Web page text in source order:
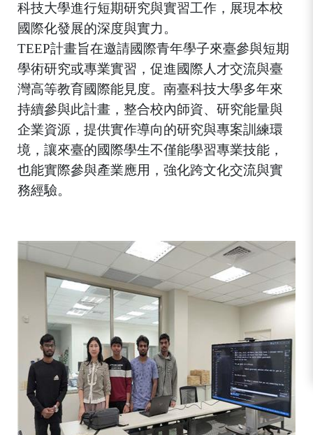
科技大學進行短期研究與實習工作，展現本校
國際化發展的深度與實力。
TEEP計畫旨在邀請國際青年學子來臺參與短期
學術研究或專業實習，促進國際人才交流與臺
灣高等教育國際能見度。南臺科技大學多年來
持續參與此計畫，整合校內師資、研究能量與
企業資源，提供實作導向的研究與專案訓練環
境，讓來臺的國際學生不僅能學習專業技能，
也能實際參與產業應用，強化跨文化交流與實
務經驗。